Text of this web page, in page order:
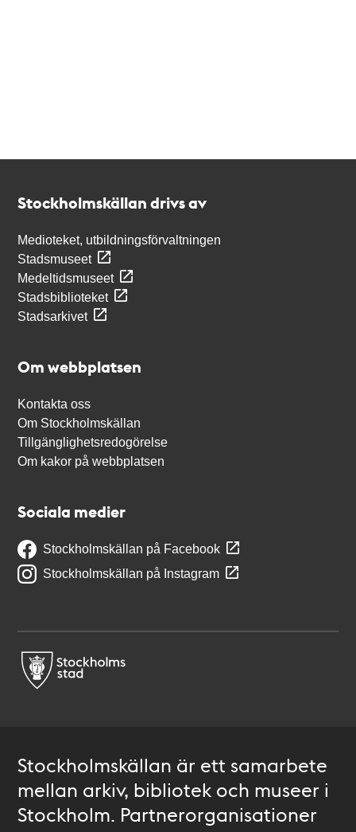
Stockholmskällan drivs av
Medioteket, utbildningsförvaltningen
Stadsmuseet
Medeltidsmuseet
Stadsbiblioteket
Stadsarkivet
Om webbplatsen
Kontakta oss
Om Stockholmskällan
Tillgänglighetsredogörelse
Om kakor på webbplatsen
Sociala medier
Stockholmskällan på Facebook
Stockholmskällan på Instagram
Stockholmskällan är ett samarbete
mellan arkiv, bibliotek och museer i
Stockholm. Partnerorganisationer